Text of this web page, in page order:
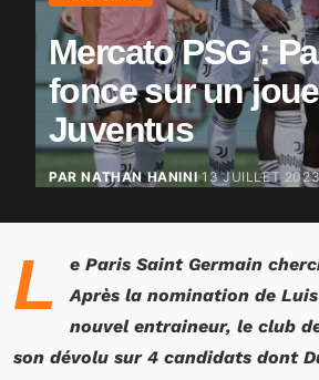
Mercato PSG :
fonce sur un
Juventus
PAR NATHAN HANINI 13 JUILLET
L
e Paris Saint Germain
Après la nomination de
nouvel entraineur, le club
son dévolu sur 4 candidats dont